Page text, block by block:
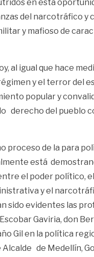
en esta
del narcotráfico y
y mafioso de
al igual que hace
y el terror del
popular y
derecho del pueblo
proceso de la para
está
el poder político,
y el
sido evidentes las
Gaviria, don
Gil en la política
de Medellín,